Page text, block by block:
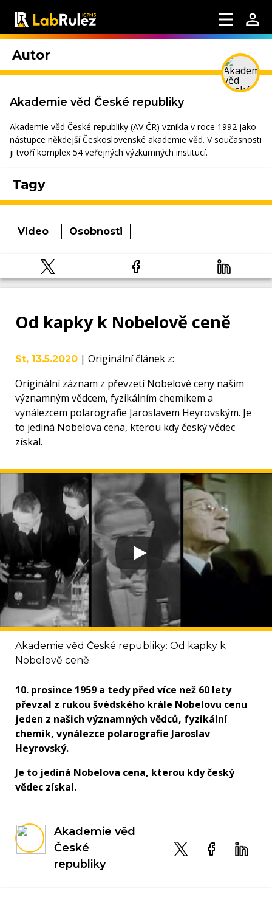
Autor
Akademie věd České republiky
Akademie věd České republiky (AV ČR) vznikla v roce 1992 jako
nástupce někdejší Československé akademie věd. V současnosti
ji tvoří komplex 54 veřejných výzkumných institucí.
Tagy
Video Osobnosti
Od kapky k Nobelově ceně
St, 13.5.2020 | Originální článek z:
Originální záznam z převzetí Nobelové ceny našim
významným vědcem, fyzikálním chemikem a
vynálezcem polarografie Jaroslavem Heyrovským. Je
to jediná Nobelova cena, kterou kdy český vědec
získal.
Akademie věd České republiky: Od kapky k
Nobelově ceně
10. prosince 1959 a tedy před více než 60 lety
převzal z rukou švédského krále Nobelovu cenu
jeden z našich významných vědců, fyzikální
chemik, vynálezce polarografie Jaroslav
Heyrovský.
Je to jediná Nobelova cena, kterou kdy český
vědec získal.
Akademie věd
České
republiky